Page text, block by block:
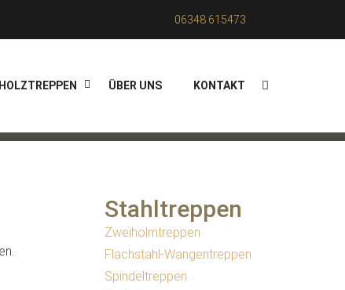
06348 615473
HOLZTREPPEN ÜBER UNS KONTAKT
Stahltreppen
Zweiholmtreppen
Flachstahl-Wangentreppen
Spindeltreppen